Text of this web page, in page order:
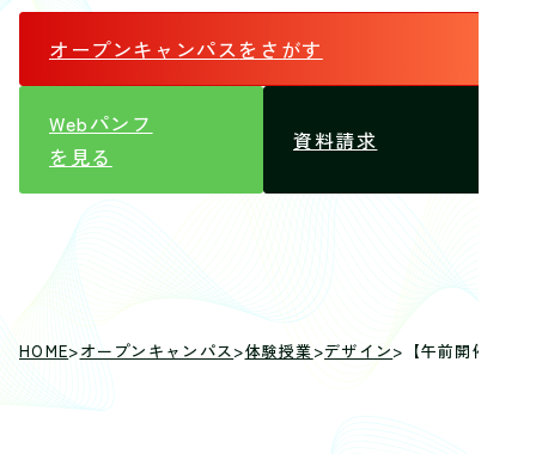
オープンキャンパスをさがす
Webパンフ
を見る
資料請求
HOME>オープンキャンパス>体験授業>デザイン> 【午前開催】